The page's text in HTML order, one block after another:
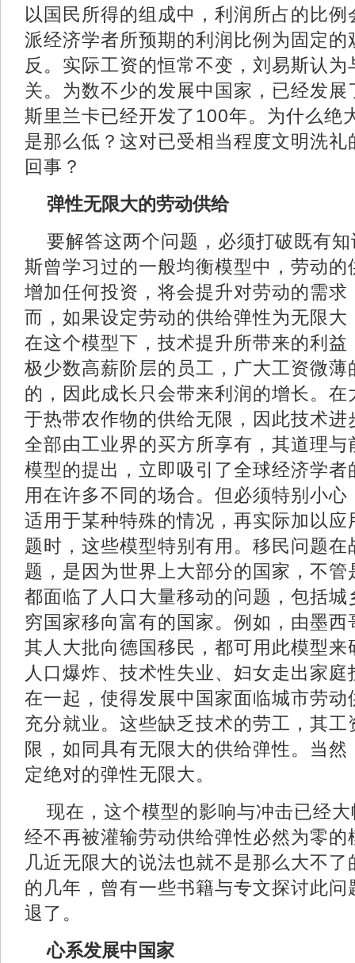
以国民所得的组成中，利润所占的比
派经济学者所预期的利润比例为固定
反。实际工资的恒常不变，刘易斯认
关。为数不少的发展中国家，已经发
斯里兰卡已经开发了100年。为什么绝
是那么低？这对已受相当程度文明洗
回事？
弹性无限大的劳动供给
要解答这两个问题，必须打破既有
斯曾学习过的一般均衡模型中，劳动
增加任何投资，将会提升对劳动的需
而，如果设定劳动的供给弹性为无限
在这个模型下，技术提升所带来的利
极少数高薪阶层的员工，广大工资微
的，因此成长只会带来利润的增长。
于热带农作物的供给无限，因此技术
全部由工业界的买方所享有，其道理
模型的提出，立即吸引了全球经济学
用在许多不同的场合。但必须特别小
适用于某种特殊的情况，再实际加以
题时，这些模型特别有用。移民问题
题，是因为世界上大部分的国家，不
都面临了人口大量移动的问题，包括
穷国家移向富有的国家。例如，由墨
其人大批向德国移民，都可用此模型
人口爆炸、技术性失业、妇女走出家
在一起，使得发展中国家面临城市劳
充分就业。这些缺乏技术的劳工，其
限，如同具有无限大的供给弹性。当
定绝对的弹性无限大。
现在，这个模型的影响与冲击已经
经不再被灌输劳动供给弹性必然为零
几近无限大的说法也就不是那么大不
的几年，曾有一些书籍与专文探讨此
退了。
心系发展中国家